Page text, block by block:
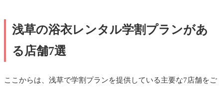
浅草の浴衣レンタル学割プランがあ
る店舗7選
ここからは、浅草で学割プランを提供している主要な7店舗をご